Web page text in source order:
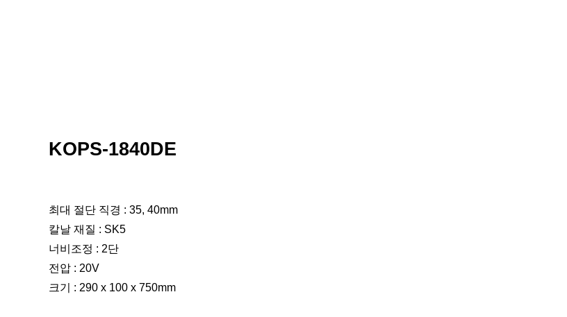
KOPS-1840DE
최대 절단 직경 : 35, 40mm
칼날 재질 : SK5
너비조정 : 2단
전압 : 20V
크기 : 290 x 100 x 750mm